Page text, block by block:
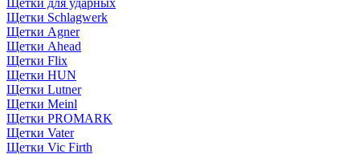
Щетки для ударных
Щетки Schlagwerk
Щетки Agner
Щетки Ahead
Щетки Flix
Щетки HUN
Щетки Lutner
Щетки Meinl
Щетки PROMARK
Щетки Vater
Щетки Vic Firth